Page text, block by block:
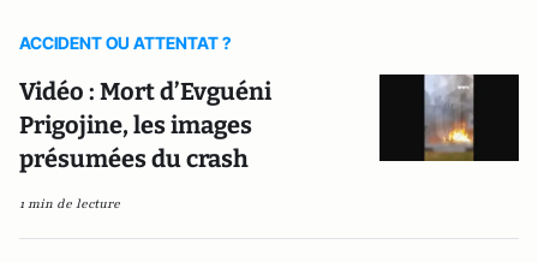
ACCIDENT OU ATTENTAT ?
Vidéo : Mort d’Evguéni
Prigojine, les images
présumées du crash
1 min de lecture